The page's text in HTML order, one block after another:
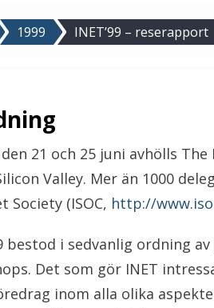
1999 INET’99 – reserapport
21 och 25 juni avhölls
Valley. Mer än 1000
Society (ISOC, http://
bestod i sedvanlig ordning
Det som gör INET
inom alla olika